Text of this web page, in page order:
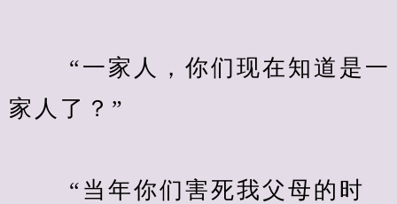
“一家人，你们现在知道是一
家人了？”
“当年你们害死我父母的时